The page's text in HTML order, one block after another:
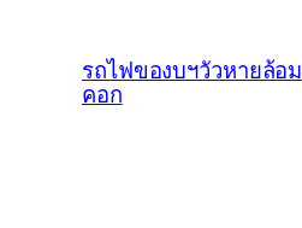
รถไฟของบฯวัวหายล้อม
คอก